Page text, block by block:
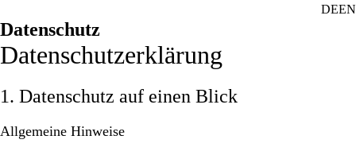
DEEN
Datenschutz
Datenschutz­erklärung
1. Datenschutz auf einen Blick
Allgemeine Hinweise